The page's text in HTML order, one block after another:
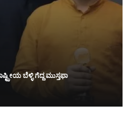
ಬೆಳ್ಳಿ ಗೆದ್ದ ಮುಸ್ತಫಾ